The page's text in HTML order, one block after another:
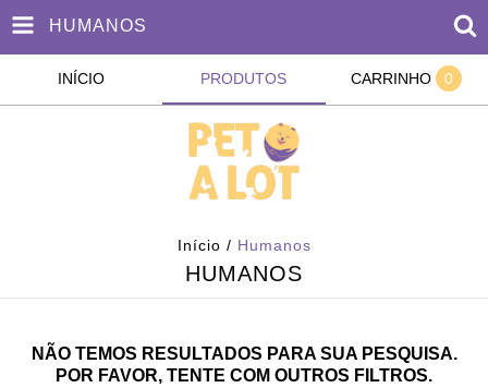
HUMANOS
INÍCIO PRODUTOS CARRINHO 0
Início / Humanos
HUMANOS
NÃO TEMOS RESULTADOS PARA SUA PESQUISA.
POR FAVOR, TENTE COM OUTROS FILTROS.